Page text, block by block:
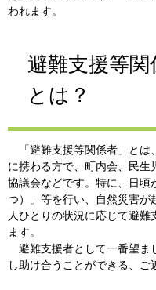
われます。
避難支援等
とは？
「避難支援等関係者」とは
に携わる方で、町内会、民生
協議会などです。特に、日頃
つ）」等を行い、自然災害が
人ひとりの状況に応じて避
ます。
避難支援者として一番望ま
し助け合うことができる、ご